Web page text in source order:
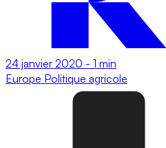
24 janvier 2020 - 1 min
Europe Politique agricole